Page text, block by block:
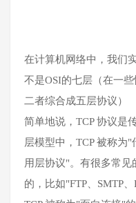
在计算机网络中，我们
不是OSI的七层（在一
二者综合成五层协议）
简单地说，TCP 协议是
层模型中，TCP 被称为
用层协议"。有很多常见
的，比如"FTP、SMTP、